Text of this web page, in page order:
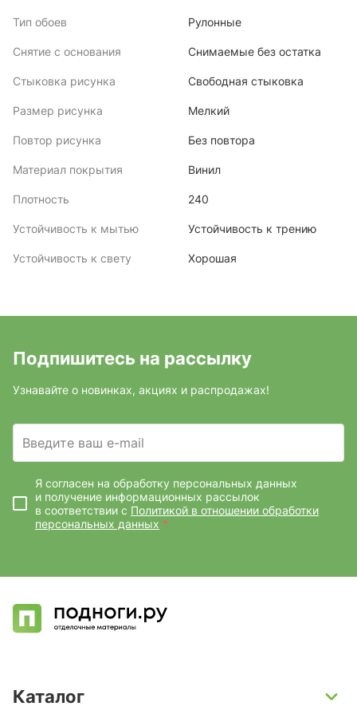
Тип обоев Рулонные
Снятие с основания Снимаемые без остатка
Стыковка рисунка Свободная стыковка
Размер рисунка Мелкий
Повтор рисунка Без повтора
Материал покрытия Винил
Плотность 240
Устойчивость к мытью Устойчивость к трению
Устойчивость к свету Хорошая
Подпишитесь на рассылку
Узнавайте о новинках, акциях и распродажах!
Введите ваш e-mail
Я согласен на обработку персональных данных
и получение информационных рассылок
в соответствии с Политикой в отношении обработки
персональных данных *
Каталог